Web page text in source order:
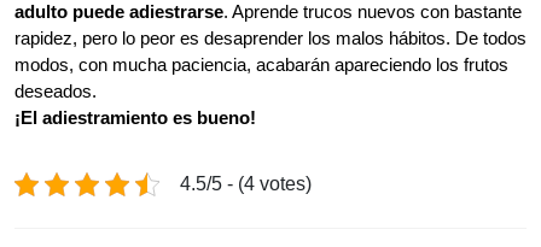
adulto puede adiestrarse. Aprende trucos nuevos con bastante
rapidez, pero lo peor es desaprender los malos hábitos. De todos
modos, con mucha paciencia, acabarán apareciendo los frutos
deseados.
¡El adiestramiento es bueno!
4.5/5 - (4 votes)